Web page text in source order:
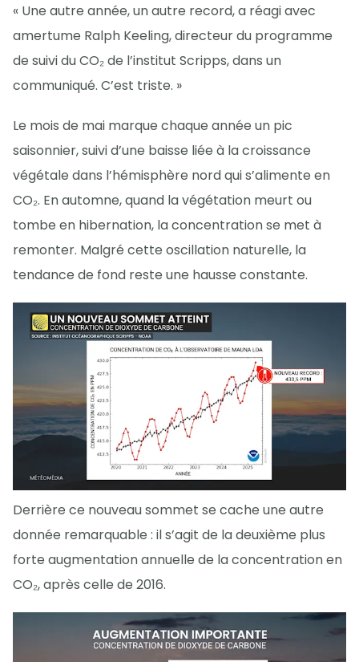
« Une autre année, un autre record, a réagi avec
amertume Ralph Keeling, directeur du programme
de suivi du CO₂ de l’institut Scripps, dans un
communiqué. C’est triste. »
Le mois de mai marque chaque année un pic
saisonnier, suivi d’une baisse liée à la croissance
végétale dans l’hémisphère nord qui s’alimente en
CO₂. En automne, quand la végétation meurt ou
tombe en hibernation, la concentration se met à
remonter. Malgré cette oscillation naturelle, la
tendance de fond reste une hausse constante.
Derrière ce nouveau sommet se cache une autre
donnée remarquable : il s’agit de la deuxième plus
forte augmentation annuelle de la concentration en
CO₂, après celle de 2016.